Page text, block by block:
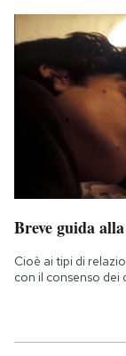
Breve guida
Cioè ai tipi di
con il consenso